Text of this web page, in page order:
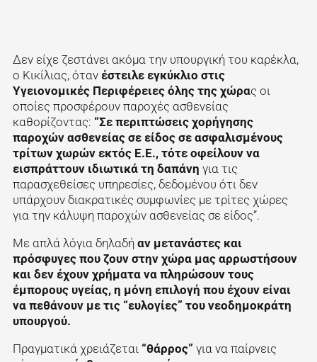
Δεν είχε ζεστάνει ακόμα την υπουργική του καρέκλα,
ο Κικίλιας, όταν έστειλε εγκύκλιο στις
Υγειονομικές Περιφέρειες όλης της χώρας οι
οποίες προσφέρουν παροχές ασθενείας
καθορίζοντας: “Σε περιπτώσεις χορήγησης
παροχών ασθενείας σε είδος σε ασφαλισμένους
τρίτων χωρών εκτός Ε.Ε., τότε οφείλουν να
εισπράττουν ιδιωτικά τη δαπάνη για τις
παρασχεθείσες υπηρεσίες, δεδομένου ότι δεν
υπάρχουν διακρατικές συμφωνίες με τρίτες χώρες
για την κάλυψη παροχών ασθενείας σε είδος”.
Με απλά λόγια δηλαδήαν μετανάστες και
πρόσφυγες που ζουν στην χώρα μας αρρωστήσουν
και δεν έχουν χρήματα να πληρώσουν τους
έμπορους υγείας, η μόνη επιλογή που έχουν είναι
να πεθάνουν με τις “ευλογίες” του νεοδημοκράτη
υπουργού.
Πραγματικά χρειάζεται “θάρρος” για να παίρνεις